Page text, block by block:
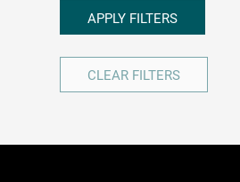
APPLY FILTERS
CLEAR FILTERS